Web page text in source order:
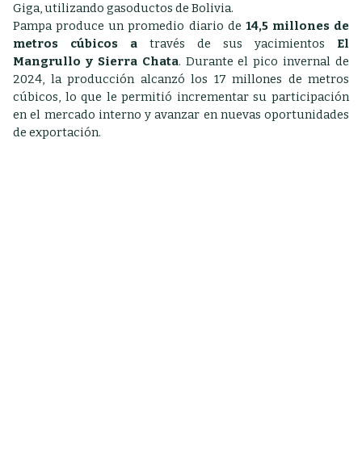
Giga, utilizando gasoductos de Bolivia.
Pampa produce un promedio diario de 14,5 millones de
metros cúbicos a través de sus yacimientos El
Mangrullo y Sierra Chata. Durante el pico invernal de
2024, la producción alcanzó los 17 millones de metros
cúbicos, lo que le permitió incrementar su participación
en el mercado interno y avanzar en nuevas oportunidades
de exportación.